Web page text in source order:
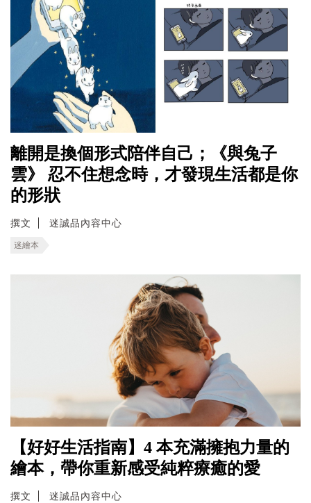
離開是換個形式陪伴自己；《與兔子
雲》 忍不住想念時，才發現生活都是你
的形狀
撰文 迷誠品內容中心
迷繪本
【好好生活指南】4 本充滿擁抱力量的
繪本，帶你重新感受純粹療癒的愛
撰文 迷誠品內容中心